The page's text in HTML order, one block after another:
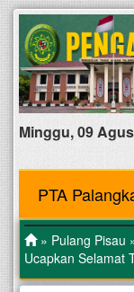
Minggu, 09
PTA
» Pulang Pisau
Ucapkan Selamat